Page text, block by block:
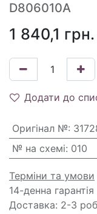
D806010A
1 840,1 грн.
Додати до
Оригінал №:
№ на схемі: 010
Терміни та умови
14-денна
Доставка: 2-3